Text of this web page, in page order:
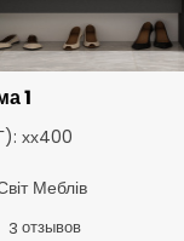
1
хх400
Меблів
3 отзывов